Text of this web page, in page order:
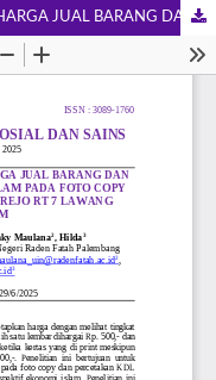
ANALISIS MEKANISME PENETAPAN HARGA JUAL BARANG DAN JASA DALAM PERSPEKTIF EKONOMI ISLAM PADA FOTO COPY DAN PERCETAKAN KDL DESA TEGAL REJO RT 7 LAWANG KIDUL MUARA ENIM